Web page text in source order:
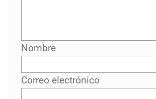
Nombre
Correo electrónico